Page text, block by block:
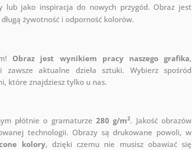
lub jako inspiracja do nowych przygód. Obraz jest
żywotność i odporność kolorów.
Obraz jest wynikiem pracy naszego grafika,
aktualne dzieła sztuki. Wybierz spośród
które znajdziesz tylko u nas.
płótnie o gramaturze280 g/m2. Jakość obrazów
technologii. Obrazy są drukowane powoli, w
kolory, dzięki czemu nie musisz obawiać się